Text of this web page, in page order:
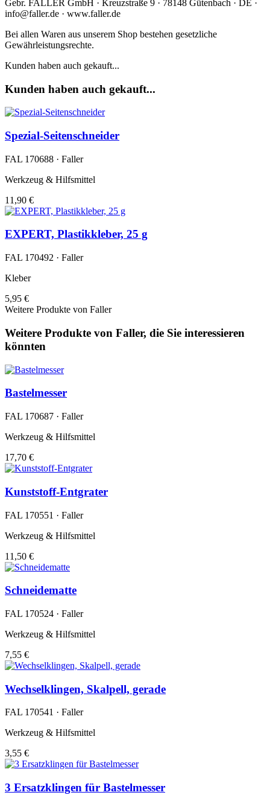
Gebr. FALLER GmbH · Kreuzstraße 9 · 78148 Gütenbach · DE ·
info@faller.de · www.faller.de
Bei allen Waren aus unserem Shop bestehen gesetzliche
Gewährleistungsrechte.
Kunden haben auch gekauft...
Kunden haben auch gekauft...
Spezial-Seitenschneider
FAL 170688 · Faller
Werkzeug & Hilfsmittel
11,90 €
EXPERT, Plastikkleber, 25 g
FAL 170492 · Faller
Kleber
5,95 €
Weitere Produkte von Faller
Weitere Produkte von Faller, die Sie interessieren
könnten
Bastelmesser
FAL 170687 · Faller
Werkzeug & Hilfsmittel
17,70 €
Kunststoff-Entgrater
FAL 170551 · Faller
Werkzeug & Hilfsmittel
11,50 €
Schneidematte
FAL 170524 · Faller
Werkzeug & Hilfsmittel
7,55 €
Wechselklingen, Skalpell, gerade
FAL 170541 · Faller
Werkzeug & Hilfsmittel
3,55 €
3 Ersatzklingen für Bastelmesser